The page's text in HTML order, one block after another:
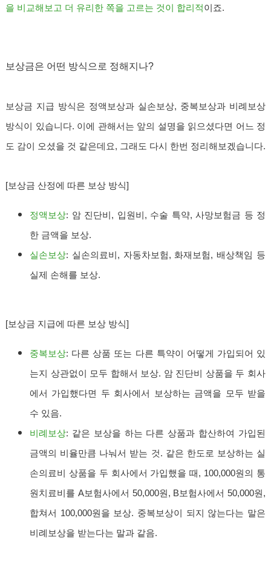
을 비교해보고 더 유리한 쪽을 고르는 것이 합리적이죠.
보상금은 어떤 방식으로 정해지나?
보상금 지급 방식은 정액보상과 실손보상, 중복보상과 비례보상
방식이 있습니다. 이에 관해서는 앞의 설명을 읽으셨다면 어느 정
도 감이 오셨을 것 같은데요, 그래도 다시 한번 정리해보겠습니다.
[보상금 산정에 따른 보상 방식]
정액보상: 암 진단비, 입원비, 수술 특약, 사망보험금 등 정
한 금액을 보상.
실손보상: 실손의료비, 자동차보험, 화재보험, 배상책임 등
실제 손해를 보상.
[보상금 지급에 따른 보상 방식]
중복보상: 다른 상품 또는 다른 특약이 어떻게 가입되어 있
는지 상관없이 모두 합해서 보상. 암 진단비 상품을 두 회사
에서 가입했다면 두 회사에서 보상하는 금액을 모두 받을
수 있음.
비례보상: 같은 보상을 하는 다른 상품과 합산하여 가입된
금액의 비율만큼 나눠서 받는 것. 같은 한도로 보상하는 실
손의료비 상품을 두 회사에서 가입했을 때, 100,000원의 통
원치료비를 A보험사에서 50,000원, B보험사에서 50,000원,
합쳐서 100,000원을 보상. 중복보상이 되지 않는다는 말은
비례보상을 받는다는 말과 같음.